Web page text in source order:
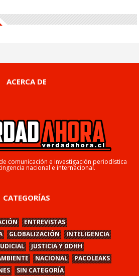
ACERCA DE
comunicación e investigación periodística
nacional e internacional.
CATEGORÍAS
ENTREVISTAS
GLOBALIZACIÓN
INTELIGENCIA
JUSTICIA Y DDHH
NACIONAL
PACOLEAKS
SIN CATEGORÍA